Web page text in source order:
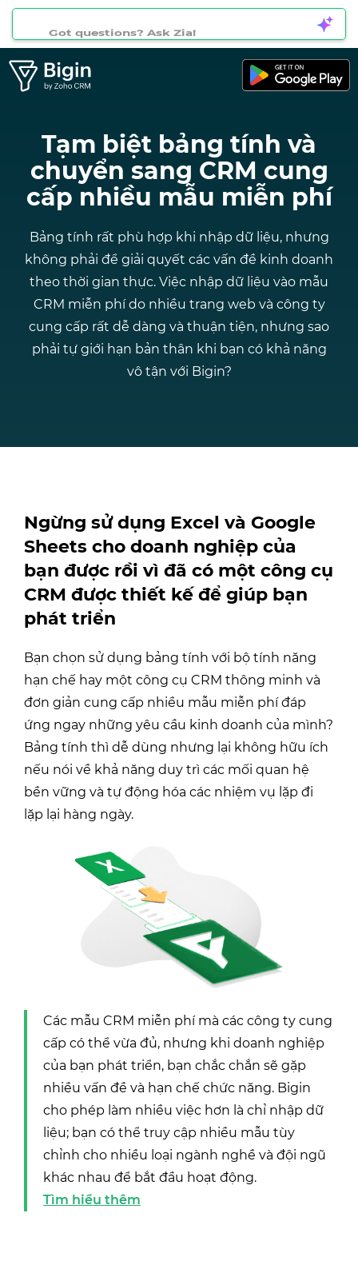
Tạm biệt bảng tính và
chuyển sang CRM cung
cấp nhiều mẫu miễn phí
Bảng tính rất phù hợp khi nhập dữ liệu, nhưng
không phải để giải quyết các vấn đề kinh doanh
theo thời gian thực. Việc nhập dữ liệu vào mẫu
CRM miễn phí do nhiều trang web và công ty
cung cấp rất dễ dàng và thuận tiện, nhưng sao
phải tự giới hạn bản thân khi bạn có khả năng
vô tận với Bigin?
Ngừng sử dụng Excel và Google
Sheets cho doanh nghiệp của
bạn được rồi vì đã có một công cụ
CRM được thiết kế để giúp bạn
phát triển
Bạn chọn sử dụng bảng tính với bộ tính năng
hạn chế hay một công cụ CRM thông minh và
đơn giản cung cấp nhiều mẫu miễn phí đáp
ứng ngay những yêu cầu kinh doanh của mình?
Bảng tính thì dễ dùng nhưng lại không hữu ích
nếu nói về khả năng duy trì các mối quan hệ
bền vững và tự động hóa các nhiệm vụ lặp đi
lặp lại hàng ngày.
Các mẫu CRM miễn phí mà các công ty cung
cấp có thể vừa đủ, nhưng khi doanh nghiệp
của bạn phát triển, bạn chắc chắn sẽ gặp
nhiều vấn đề và hạn chế chức năng. Bigin
cho phép làm nhiều việc hơn là chỉ nhập dữ
liệu; bạn có thể truy cập nhiều mẫu tùy
chỉnh cho nhiều loại ngành nghề và đội ngũ
khác nhau để bắt đầu hoạt động.
Tìm hiểu thêm